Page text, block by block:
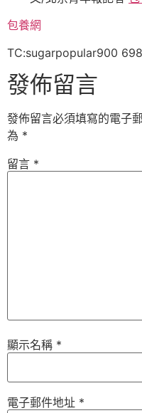
包養網
TC:sugarpopular900
發佈留言
發佈留言必須填寫的電子
為 *
留言 *
顯示名稱 *
電子郵件地址 *